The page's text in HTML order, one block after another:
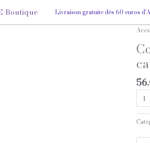
Boutique Livraison gratuite dès 60 euros
lait
et
lait